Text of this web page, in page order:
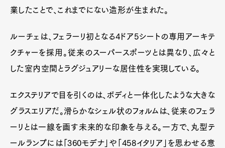
業したことで、これまでにない造形が生まれた。
ルーチェは、フェラーリ初となる4ドア5シートの専用アーキテ
クチャーを採用。従来のスーパースポーツとは異なり、広々と
した室内空間とラグジュアリーな居住性を実現している。
エクステリアで目を引くのは、ボディと一体化したような大きな
グラスエリアだ。滑らかなシェル状のフォルムは、従来のフェラ
ーリとは一線を画す未来的な印象を与える。一方で、丸型テ
ールランプには「360モデナ」や「458イタリア」を思わせる意